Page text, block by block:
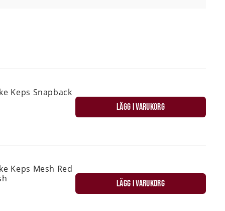
Keps Snapback
LÄGG I VARUKORG
Keps Mesh Red
LÄGG I VARUKORG